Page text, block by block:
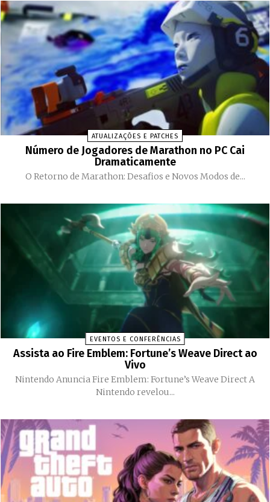
ATUALIZAÇÕES E PATCHES
Número de Jogadores de Marathon no PC Cai
Dramaticamente
O Retorno de Marathon: Desafios e Novos Modos de...
EVENTOS E CONFERÊNCIAS
Assista ao Fire Emblem: Fortune’s Weave Direct ao
Vivo
Nintendo Anuncia Fire Emblem: Fortune’s Weave Direct A
Nintendo revelou...